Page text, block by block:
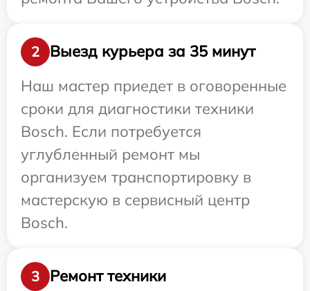
2
Выезд курьера за 35 минут
Наш мастер приедет в оговоренные
сроки для диагностики техники
Bosch. Если потребуется
углубленный ремонт мы
организуем транспортировку в
мастерскую в сервисный центр
Bosch.
3 Ремонт техники